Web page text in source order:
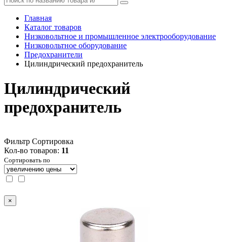
Главная
Каталог товаров
Низковольтное и промышленное электрооборудование
Низковольтное оборудование
Предохранители
Цилиндрический предохранитель
Цилиндрический
предохранитель
Фильтр Сортировка
Кол-во товаров: 11
Сортировать по
×